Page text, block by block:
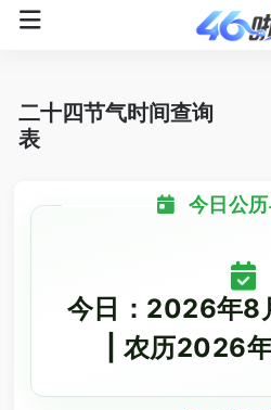
二十四节气时间查询
表
今日公
今日：2026年8
| 农历2026